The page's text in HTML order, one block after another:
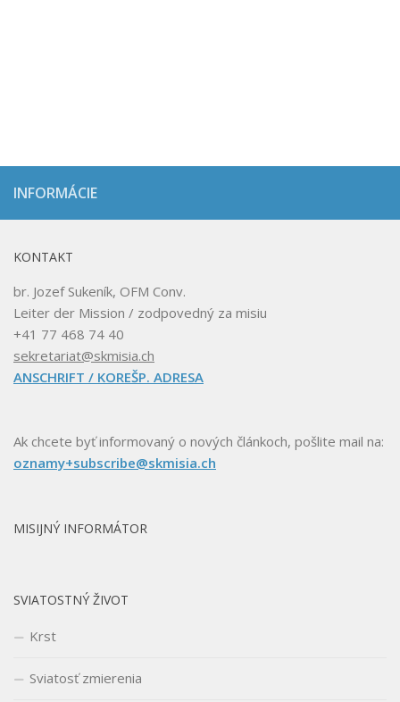
INFORMÁCIE
KONTAKT
br. Jozef Sukeník, OFM Conv.
Leiter der Mission / zodpovedný za misiu
+41 77 468 74 40
sekretariat@skmisia.ch
ANSCHRIFT / KOREŠP. ADRESA
Ak chcete byť informovaný o nových článkoch, pošlite mail na:
oznamy+subscribe@skmisia.ch
MISIJNÝ INFORMÁTOR
SVIATOSTNÝ ŽIVOT
Krst
Sviatosť zmierenia